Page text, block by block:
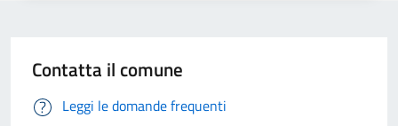
Contatta il comune
Leggi le domande frequenti